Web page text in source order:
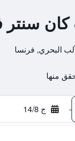
سنتر
- ج 14/8